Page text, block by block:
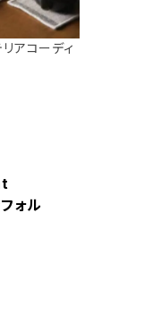
アコーディ
ォル